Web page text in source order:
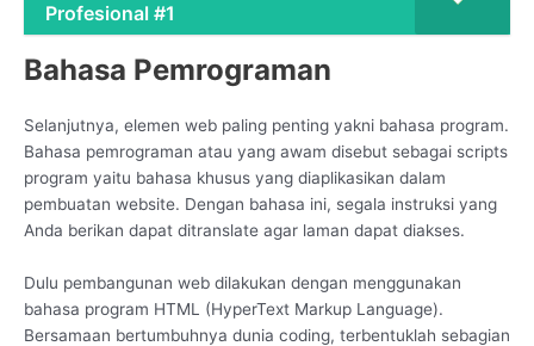
Profesional #1
Bahasa Pemrograman
Selanjutnya, elemen web paling penting yakni bahasa program.
Bahasa pemrograman atau yang awam disebut sebagai scripts
program yaitu bahasa khusus yang diaplikasikan dalam
pembuatan website. Dengan bahasa ini, segala instruksi yang
Anda berikan dapat ditranslate agar laman dapat diakses.
Dulu pembangunan web dilakukan dengan menggunakan
bahasa program HTML (HyperText Markup Language).
Bersamaan bertumbuhnya dunia coding, terbentuklah sebagian